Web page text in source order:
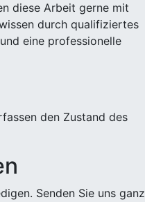
diese Arbeit gerne mit
durch qualifiziertes
eine professionelle
den Zustand des
Senden Sie uns ganz